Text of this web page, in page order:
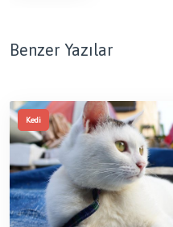
Benzer Yazılar
Kedi